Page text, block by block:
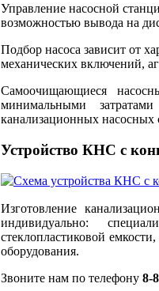
Управление насосной
возможностью вывода на
Подбор насоса зависит от
механических включений,
Самоочищающиеся
минимальными
канализационных насосных
Устройство КНС с
Изготовление
индивидуально:
стеклопластиковой
оборудования.
Звоните нам по телефону 8-